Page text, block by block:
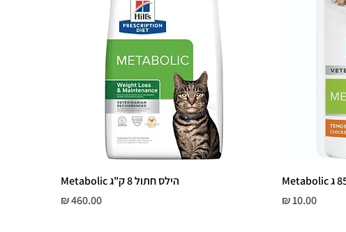
מחיר‏10.00 ‏₪
הילס חתול 8 ק"ג Metabolic
מחיר